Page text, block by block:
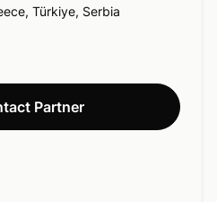
Türkiye, Serbia
Partner